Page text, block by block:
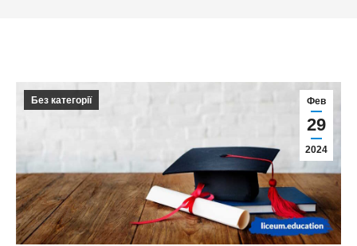
Фев
29
2024
Без категорії